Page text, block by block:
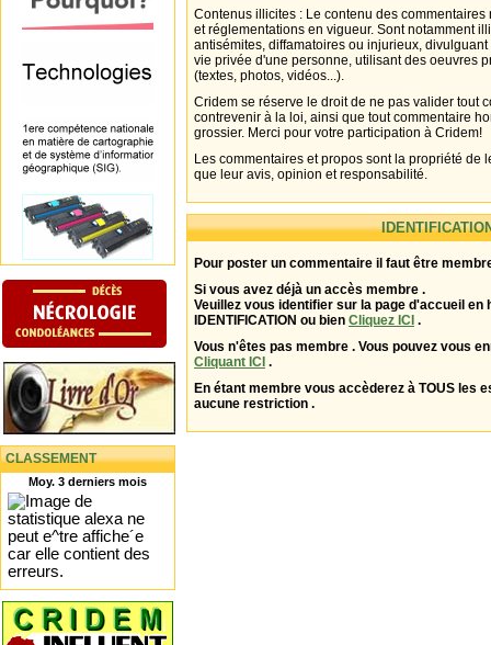
CLASSEMENT
Moy. 3 derniers mois
Contenus illicites : Le contenu des
et réglementations en vigueur. Sont notamment
antisémites, diffamatoires ou injurieux,
vie privée d'une personne, utilisant des oeuvres
(textes, photos, vidéos...).
Cridem se réserve le droit de ne pas valider tout
contrevenir à la loi, ainsi que tout commentaire
grossier. Merci pour votre participation à Cridem!
Les commentaires et propos sont la propriété de
que leur avis, opinion et responsabilité.
Pour poster un commentaire il faut être
Si vous avez déjà un accès membre .
Veuillez vous identifier sur la page d'accueil en
IDENTIFICATION ou bien Cliquez ICI .
Vous n'êtes pas membre . Vous pouvez vous
Cliquant ICI .
En étant membre vous accèderez à TOUS les
aucune restriction .